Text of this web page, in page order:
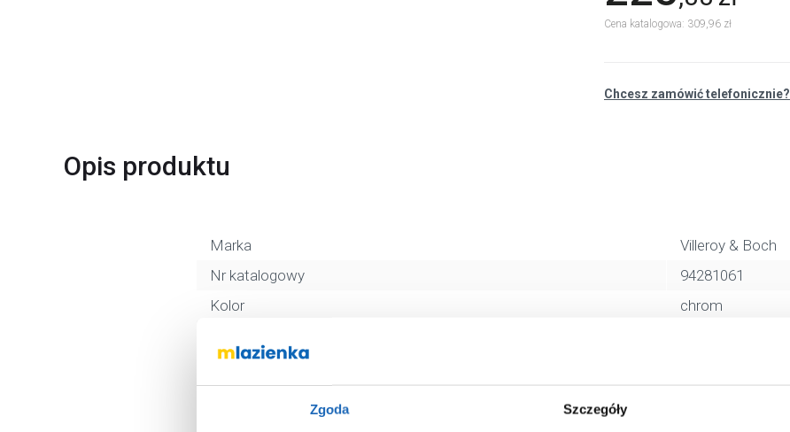
Zgoda Szczegóły
Cena katalogowa: 309,96 zł
Chcesz zamówić telefonicznie?
Opis produktu
Marka
Villeroy & Boch
Nr katalogowy
94281061
Kolor
chrom